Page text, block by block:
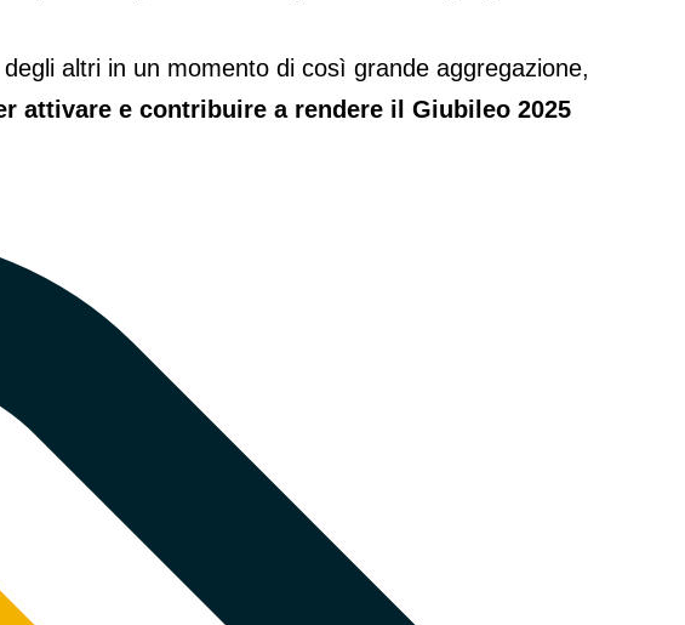
altri in un momento di così grande aggregazione,
attivare e contribuire a rendere il Giubileo 2025